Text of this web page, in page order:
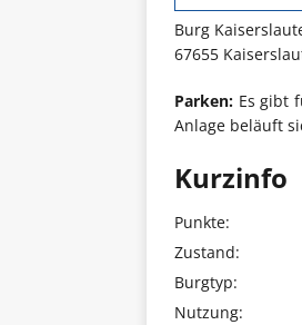
Burg
67655
Parken: Es gibt
Anlage beläuft
Kurzinfo
Punkte:
Zustand:
Burgtyp:
Nutzung: